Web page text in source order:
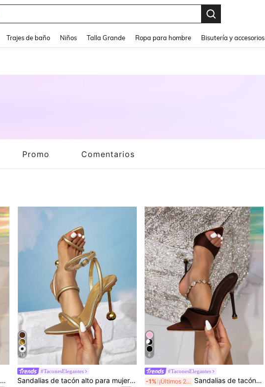
Trajes de baño Niños Talla Grande Ropa para hombre Bisutería y accesorios
Promo Comentarios
Sandalias tipo mule de tacón alto piramidal para mujer, color negro, tacón fino, con lazo rojo y decoración de malla, pantuflas de tacón alto glamurosas para fiesta
13
#TaconesElegantes
Sandalias de tacón alto para mujer con punta puntiaguda, una correa dorada decorada, glamurosas para fiestas, adecuadas para uso al aire libre
6
#TaconesElegantes
-1% ¡Últimos 2 días Sandalias de tacón alto con punta puntiaguda y tachuelas piramidales de color café para mujer, sandalias de tacón alto glamorosas para fiestas